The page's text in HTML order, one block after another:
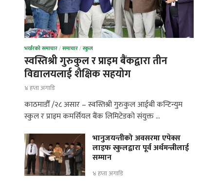
भर्खरको समाचार/समाचार/स्कुल
स्वस्तिश्री गुरुकुल र प्राइम बैंकद्वारा तीन
विद्यालयलाई शैक्षिक सहयोग
४ हप्ता अगाडि
काठमाडौँ /२८ असार – स्वस्तिश्री गुरुकुल आईबी कन्टिन्युम
स्कुल र प्राइम कमर्सियल बैंक लिमिटेडको संयुक्त …
भानुजयन्तीको अवसरमा एपेक्स
लाइफ स्कुलद्वारा पूर्व अर्थमन्त्रीलाई
सम्मान
४ हप्ता अगाडि